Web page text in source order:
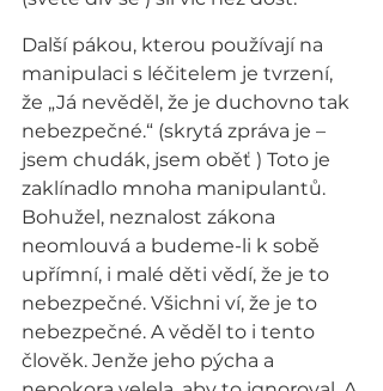
Další pákou, kterou používají na
manipulaci s léčitelem je tvrzení,
že „Já nevěděl, že je duchovno tak
nebezpečné.“ (skrytá zpráva je –
jsem chudák, jsem oběť ) Toto je
zaklínadlo mnoha manipulantů.
Bohužel, neznalost zákona
neomlouvá a budeme-li k sobě
upřímní, i malé děti vědí, že je to
nebezpečné. Všichni ví, že je to
nebezpečné. A věděl to i tento
člověk. Jenže jeho pýcha a